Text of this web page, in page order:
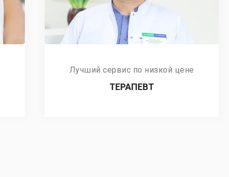
Лучший сервис по низкой цене
ТЕРАПЕВТ